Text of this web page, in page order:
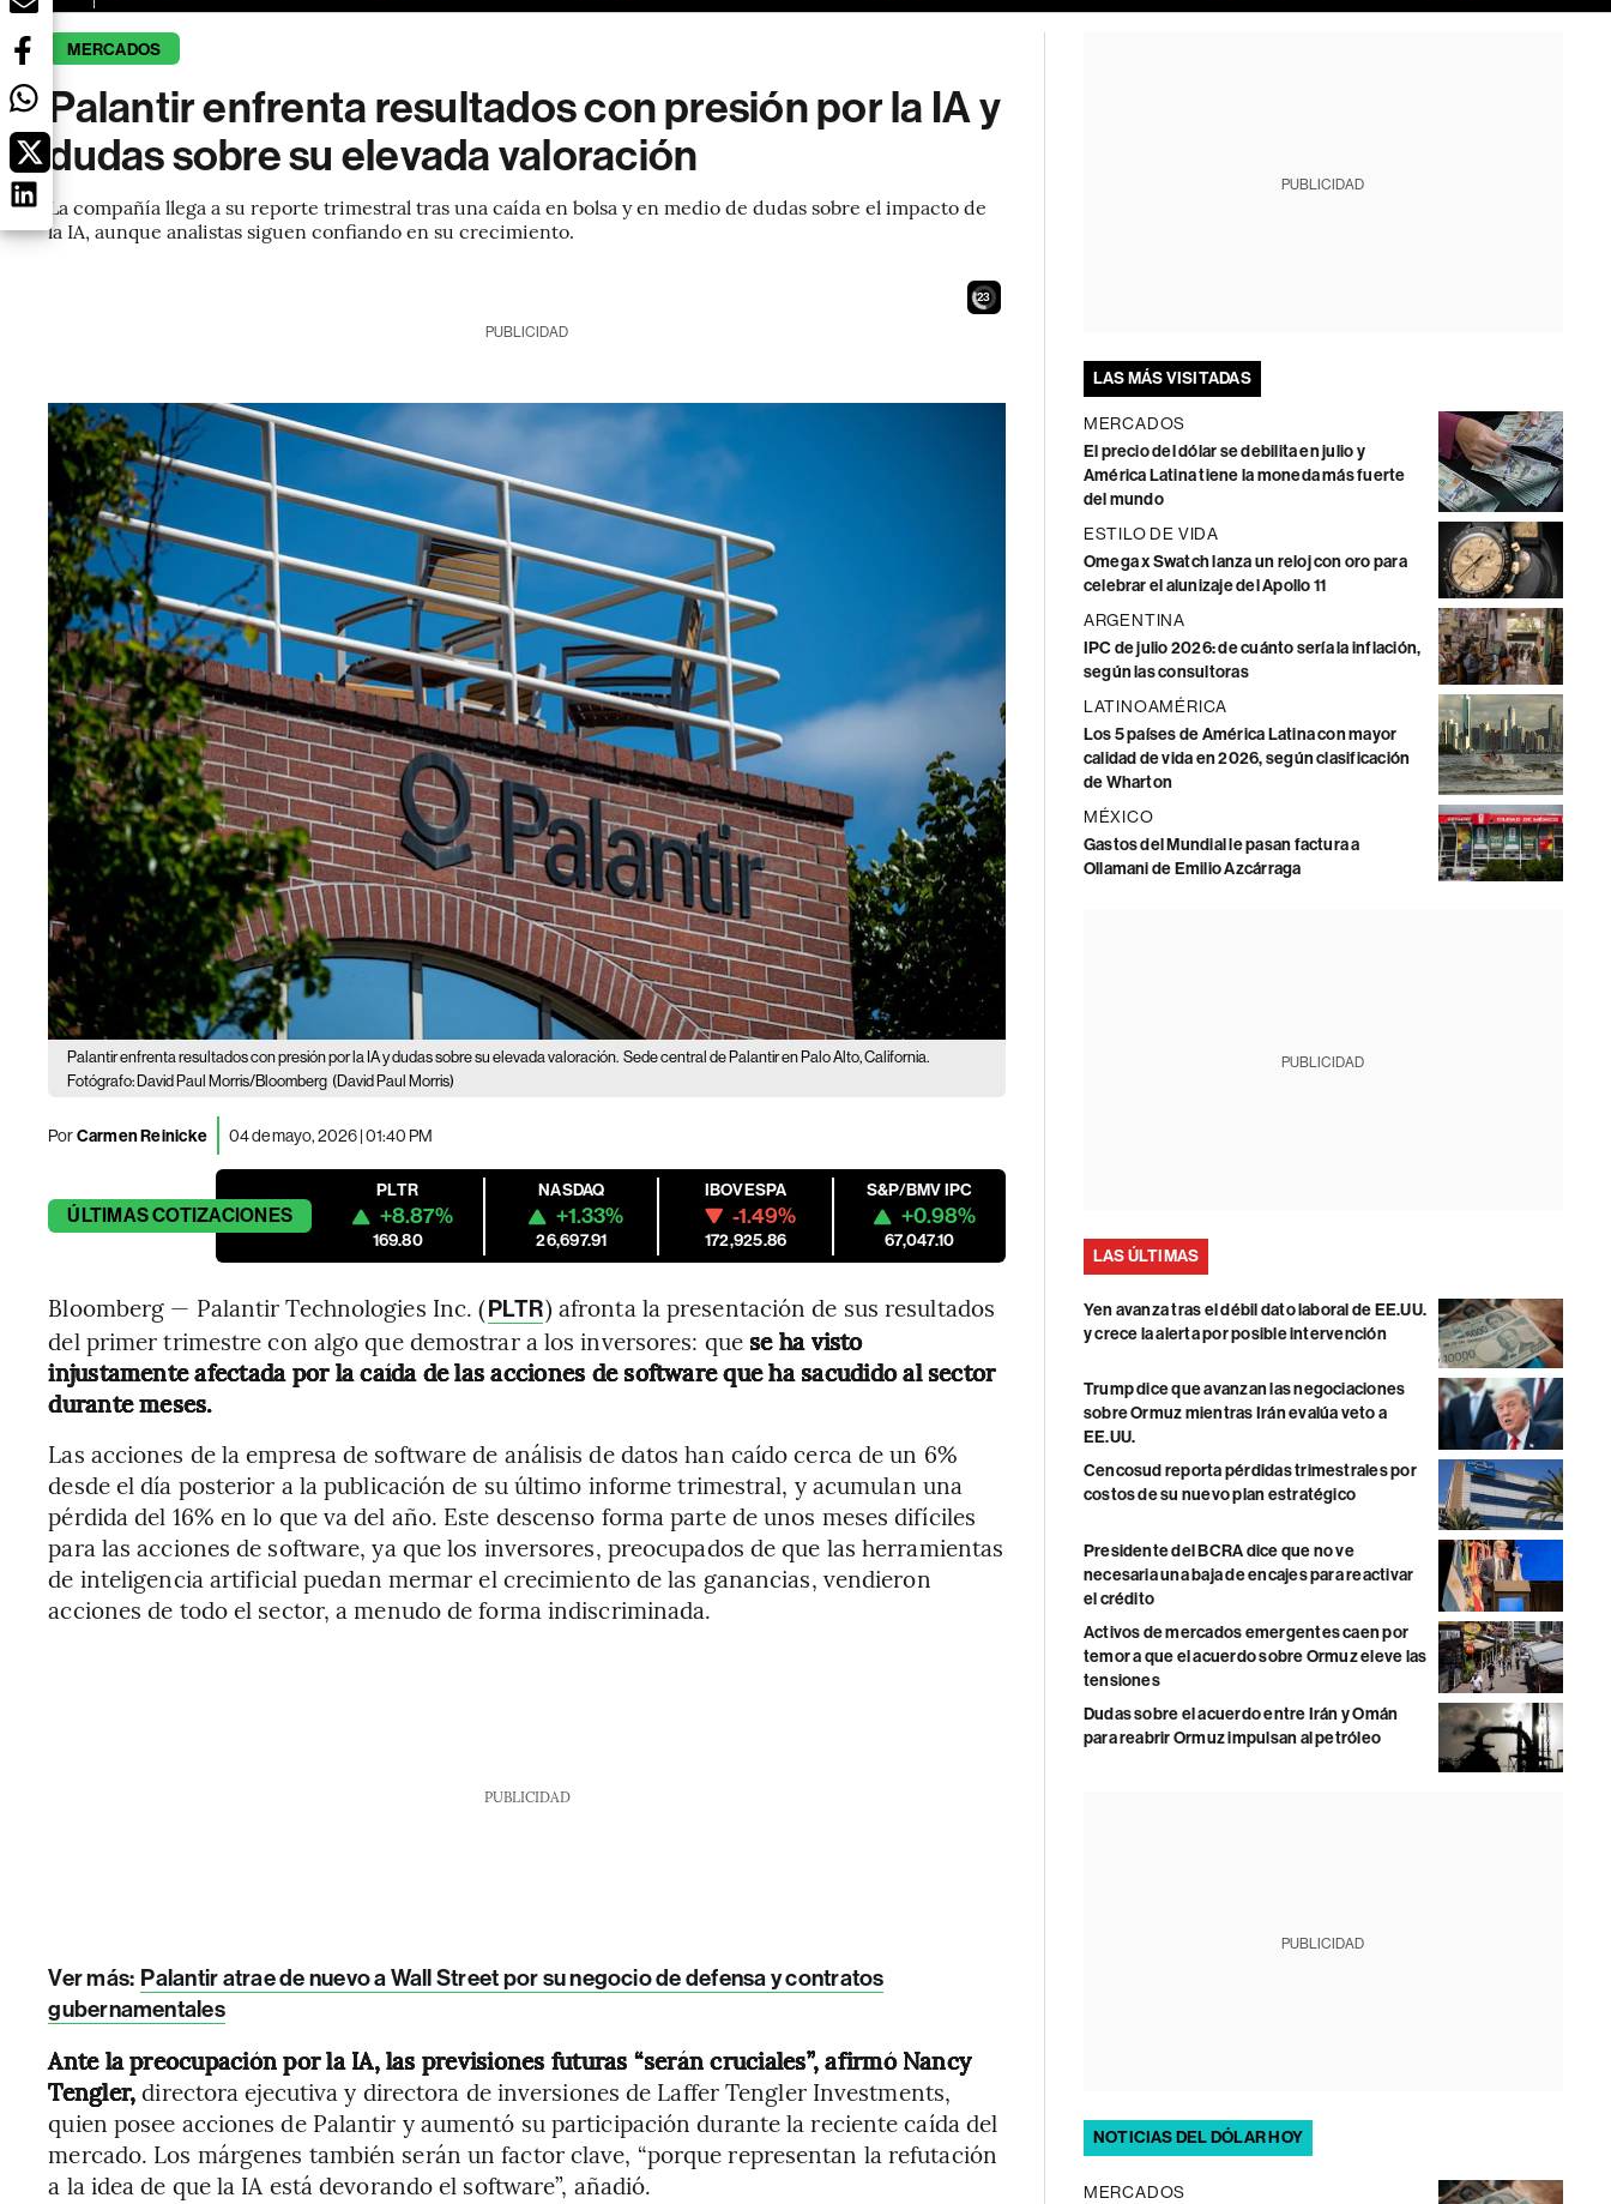
MERCADOS
Palantir enfrenta resultados con presión por la IA y
dudas sobre su elevada valoración
La compañía llega a su reporte trimestral tras una caída en bolsa y en medio de dudas sobre el impacto de
la IA, aunque analistas siguen confiando en su crecimiento.
21
PUBLICIDAD
Palantir enfrenta resultados con presión por la IA y dudas sobre su elevada valoración. Sede central de Palantir en Palo Alto, California.
Fotógrafo: David Paul Morris/Bloomberg (David Paul Morris)
PorCarmen Reinicke 04 de mayo, 2026 | 01:40 PM
ÚLTIMASCOTIZACIONES
PLTR
+8.87%
169.80
NASDAQ
+1.33%
26,697.91
IBOVESPA
-1.49%
172,925.86
S&P/BMV IPC
+0.98%
67,047.10
Bloomberg — Palantir Technologies Inc. (PLTR) afronta la presentación de sus resultados
del primer trimestre con algo que demostrar a los inversores: quese ha visto
injustamente afectada por la caída de las acciones de software que ha sacudido al sector
durante meses.
Las acciones de la empresa de software de análisis de datos han caído cerca de un 6%
desde el día posterior a la publicación de su último informe trimestral, y acumulan una
pérdida del 16% en lo que va del año. Este descenso forma parte de unos meses difíciles
para las acciones de software, ya que los inversores, preocupados de que las herramientas
de inteligencia artificial puedan mermar el crecimiento de las ganancias, vendieron
acciones de todo el sector, a menudo de forma indiscriminada.
PUBLICIDAD
Ver más: Palantir atrae de nuevo a Wall Street por su negocio de defensa y contratos
gubernamentales
Ante la preocupación por la IA, las previsiones futuras “serán cruciales”, afirmó Nancy
Tengler,directora ejecutiva y directora de inversiones de Laffer Tengler Investments,
quien posee acciones de Palantir y aumentó su participación durante la reciente caída del
mercado. Los márgenes también serán un factor clave, “porque representan la refutación
a la idea de que la IA está devorando el software”, añadió.
PUBLICIDAD
LAS MÁS VISITADAS
MERCADOS
El precio del dólar se debilita en julio y
América Latina tiene la moneda más fuerte
del mundo
ESTILO DE VIDA
Omega x Swatch lanza un reloj con oro para
celebrar el alunizaje del Apollo 11
ARGENTINA
IPC de julio 2026: de cuánto sería la inflación,
según las consultoras
LATINOAMÉRICA
Los 5 países de América Latina con mayor
calidad de vida en 2026, según clasificación
de Wharton
MÉXICO
Gastos del Mundial le pasan factura a
Ollamani de Emilio Azcárraga
PUBLICIDAD
LAS ÚLTIMAS
Yen avanza tras el débil dato laboral de EE.UU.
y crece la alerta por posible intervención
Trump dice que avanzan las negociaciones
sobre Ormuz mientras Irán evalúa veto a
EE.UU.
Cencosud reporta pérdidas trimestrales por
costos de su nuevo plan estratégico
Presidente del BCRA dice que no ve
necesaria una baja de encajes para reactivar
el crédito
Activos de mercados emergentes caen por
temor a que el acuerdo sobre Ormuz eleve las
tensiones
Dudas sobre el acuerdo entre Irán y Omán
para reabrir Ormuz impulsan al petróleo
PUBLICIDAD
NOTICIAS DEL DÓLAR HOY
MERCADOS